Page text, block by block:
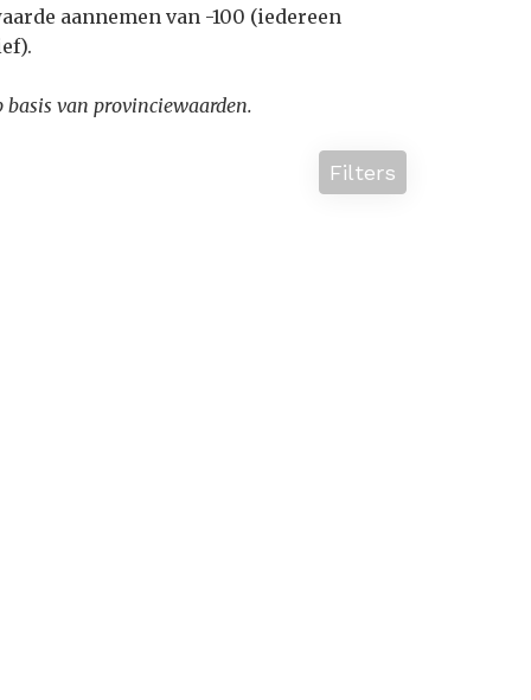
aannemen van -100 (iedereen
van provinciewaarden.
Filters